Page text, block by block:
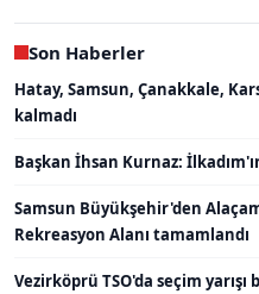
Son Haberler
Hatay, Samsun, Çanakkale,
kalmadı
Başkan İhsan Kurnaz:
Samsun Büyükşehir'den
Rekreasyon Alanı tamamlandı
Vezirköprü TSO'da seçim